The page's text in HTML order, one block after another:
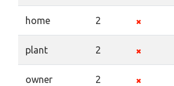
home 2
plant 2
owner 2